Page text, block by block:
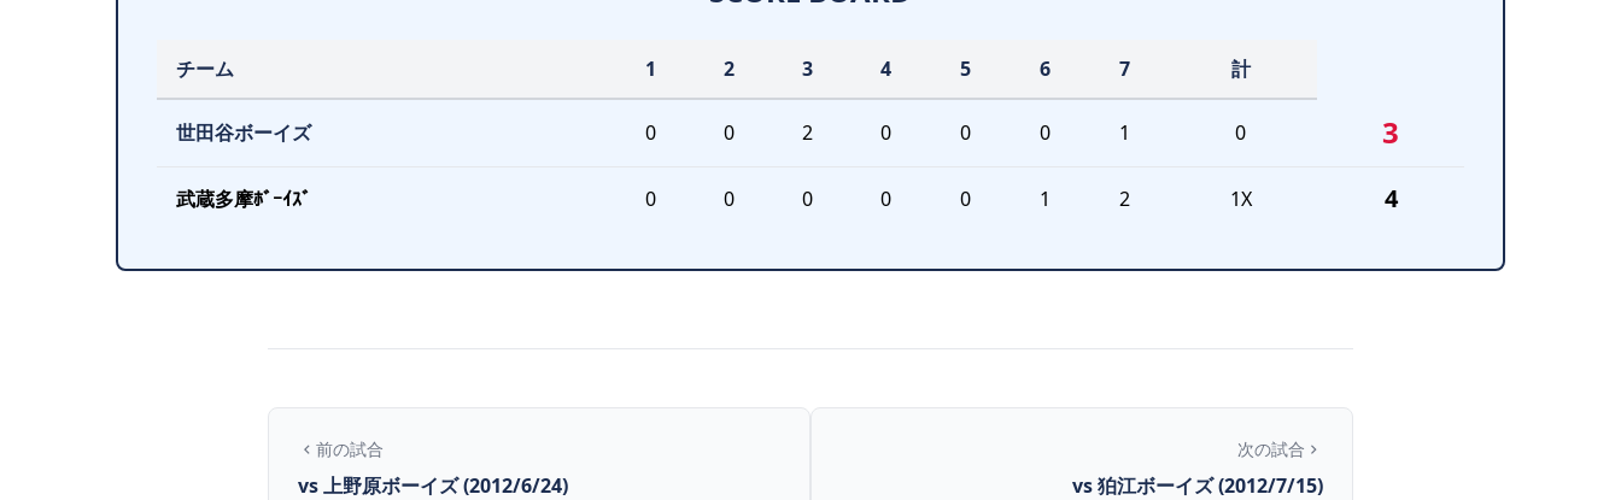
チーム 1 2 3 4 5 6 7 計
世田谷ボーイズ 0 0 2 0 0 0 1 0 3
武蔵多摩ﾎﾞｰｲｽﾞ 0 0 0 0 0 1 2 1X 4
前の試合
vs 上野原ボーイズ (2012/6/24)
次の試合
vs 狛江ボーイズ (2012/7/15)